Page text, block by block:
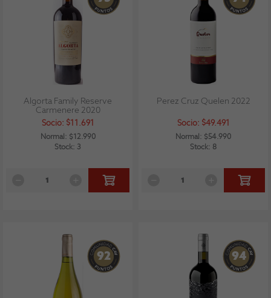
Algorta Family Reserve
Carmenere 2020
Socio: $11.691
Normal: $12.990
Stock: 3
Perez Cruz Quelen 2022
Socio: $49.491
Normal: $54.990
Stock: 8
92 94